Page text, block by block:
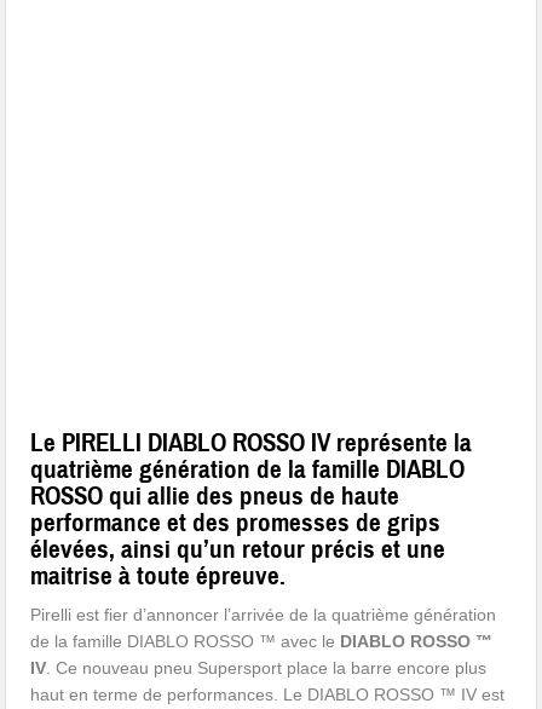
Le PIRELLI DIABLO ROSSO IV représente la
quatrième génération de la famille DIABLO
ROSSO qui allie des pneus de haute
performance et des promesses de grips
élevées, ainsi qu’un retour précis et une
maitrise à toute épreuve.
Pirelli est fier d’annoncer l’arrivée de la quatrième génération
de la famille DIABLO ROSSO ™ avec le DIABLO ROSSO ™
IV . Ce nouveau pneu Supersport place la barre encore plus
haut en terme de performances. Le DIABLO ROSSO ™ IV est